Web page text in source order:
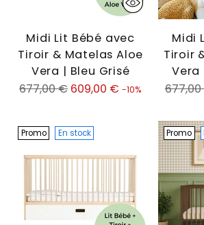
Midi Lit Bébé avec
Tiroir & Matelas Aloe
Vera | Bleu Grisé
Prix
677,00 € 609,00 € -10%
Midi
Tiroir
Vera
Prix
Promo En stock Promo